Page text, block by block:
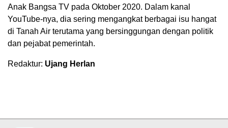
Anak Bangsa TV pada Oktober 2020. Dalam kanal
YouTube-nya, dia sering mengangkat berbagai isu hangat
di Tanah Air terutama yang bersinggungan dengan politik
dan pejabat pemerintah.
Redaktur: Ujang Herlan